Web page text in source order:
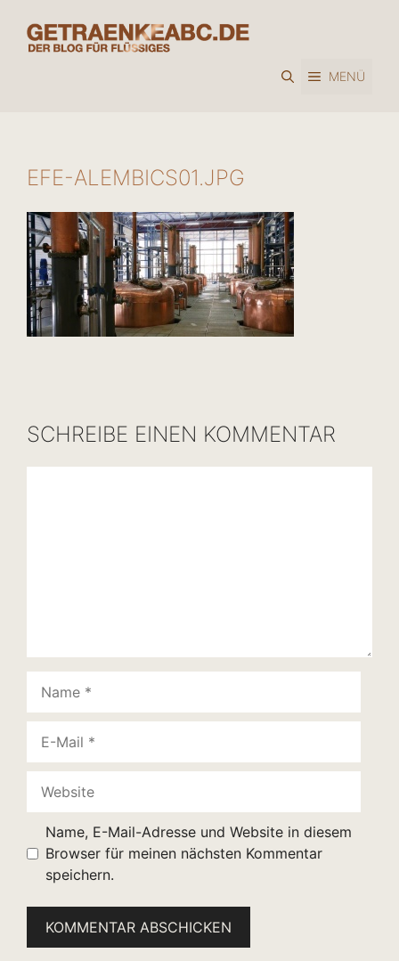
Inhalt
springen
MENÜ
EFE-ALEMBICS01.JPG
SCHREIBE EINEN KOMMENTAR
Mail
Name, E-Mail-Adresse und Website in diesem
Browser für meinen nächsten Kommentar
speichern.